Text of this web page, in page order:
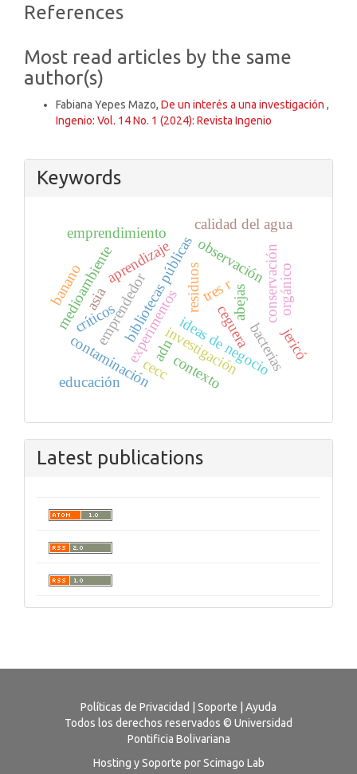
References
Most read articles by the same
author(s)
Fabiana Yepes Mazo, De un interés a una investigación ,
Ingenio: Vol. 14 No. 1 (2024): Revista Ingenio
Keywords
investigación
experimentos
bibliotecas públicas
aprendizaje observación
emprendimiento
emprendedor ideas de negocio
medioambiente conservación
contaminación
residuostres rabejas
bacterias
adn
calidad del agua
contexto
jericó
educación cecc
ceguera
críticos
asia
banano orgánico
Latest publications
Políticas de Privacidad Soporte
Ayuda
Todos los derechos reservados © Universidad
Pontificia Bolivariana
Hosting y Soporte por Scimago Lab